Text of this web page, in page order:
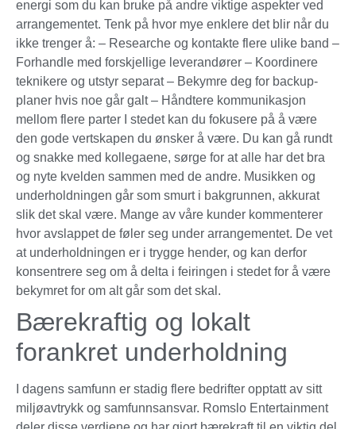
energi som du kan bruke på andre viktige aspekter ved
arrangementet. Tenk på hvor mye enklere det blir når du
ikke trenger å: – Researche og kontakte flere ulike band –
Forhandle med forskjellige leverandører – Koordinere
teknikere og utstyr separat – Bekymre deg for backup-
planer hvis noe går galt – Håndtere kommunikasjon
mellom flere parter I stedet kan du fokusere på å være
den gode vertskapen du ønsker å være. Du kan gå rundt
og snakke med kollegaene, sørge for at alle har det bra
og nyte kvelden sammen med de andre. Musikken og
underholdningen går som smurt i bakgrunnen, akkurat
slik det skal være. Mange av våre kunder kommenterer
hvor avslappet de føler seg under arrangementet. De vet
at underholdningen er i trygge hender, og kan derfor
konsentrere seg om å delta i feiringen i stedet for å være
bekymret for om alt går som det skal.
Bærekraftig og lokalt
forankret underholdning
I dagens samfunn er stadig flere bedrifter opptatt av sitt
miljøavtrykk og samfunnsansvar. Romslo Entertainment